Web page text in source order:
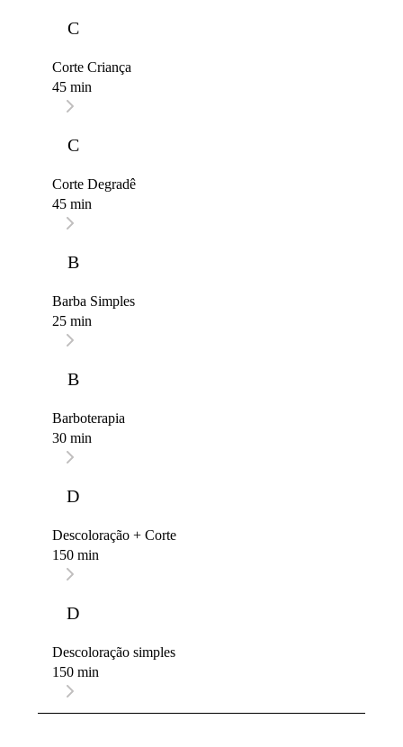
C
Corte Criança
45 min
C
Corte Degradê
45 min
B
Barba Simples
25 min
B
Barboterapia
30 min
D
Descoloração + Corte
150 min
D
Descoloração simples
150 min